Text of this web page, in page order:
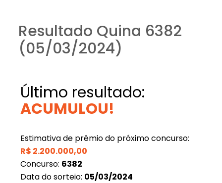
Resultado Quina 6382
(05/03/2024)
Último resultado:
ACUMULOU!
Estimativa de prêmio do próximo concurso:
R$ 2.200.000,00
Concurso: 6382
Data do sorteio: 05/03/2024